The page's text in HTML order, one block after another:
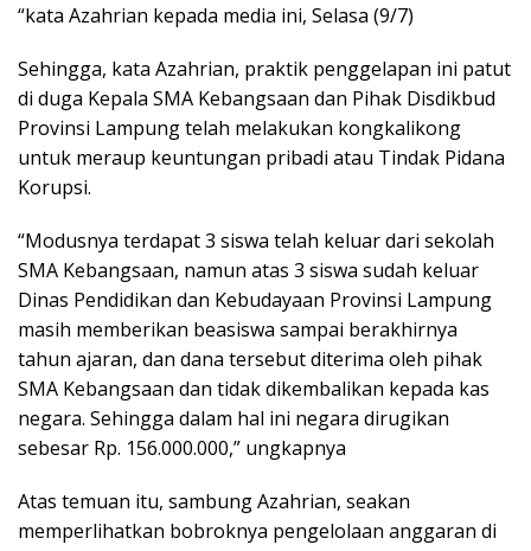
“kata Azahrian kepada media ini, Selasa (9/7)
Sehingga, kata Azahrian, praktik penggelapan ini patut
di duga Kepala SMA Kebangsaan dan Pihak Disdikbud
Provinsi Lampung telah melakukan kongkalikong
untuk meraup keuntungan pribadi atau Tindak Pidana
Korupsi.
“Modusnya terdapat 3 siswa telah keluar dari sekolah
SMA Kebangsaan, namun atas 3 siswa sudah keluar
Dinas Pendidikan dan Kebudayaan Provinsi Lampung
masih memberikan beasiswa sampai berakhirnya
tahun ajaran, dan dana tersebut diterima oleh pihak
SMA Kebangsaan dan tidak dikembalikan kepada kas
negara. Sehingga dalam hal ini negara dirugikan
sebesar Rp. 156.000.000,” ungkapnya
Atas temuan itu, sambung Azahrian, seakan
memperlihatkan bobroknya pengelolaan anggaran di